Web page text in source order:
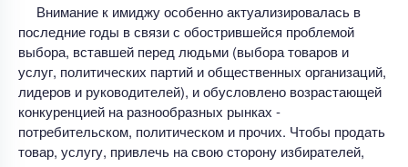
Внимание к имиджу особенно актуализировалась в
последние годы в связи с обострившейся проблемой
выбора, вставшей перед людьми (выбора товаров и
услуг, политических партий и общественных организаций,
лидеров и руководителей), и обусловлено возрастающей
конкуренцией на разнообразных рынках -
потребительском, политическом и прочих. Чтобы продать
товар, услугу, привлечь на свою сторону избирателей,